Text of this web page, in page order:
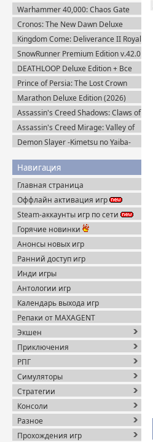
Warhammer 40,000: Chaos Gate
Daemonhunters (2022) Steam-Rip
Cronos: The New Dawn Deluxe
Edition v.1.4.0.0 (2025) Пиратка
Kingdom Come: Deliverance II Royal
Edition v.1.5.6 + Все DLC (2025)
Пиратка
SnowRunner Premium Edition v.42.0
+ Все DLC (2020) Пиратка
DEATHLOOP Deluxe Edition + Все
DLC (2021) Пиратка
Prince of Persia: The Lost Crown
(2024) Пиратка
Marathon Deluxe Edition (2026)
Steam-Rip
Assassin's Creed Shadows: Claws of
Awaji (2025) Portable
Assassin's Creed Mirage: Valley of
Memory v.1.1.1 + Все DLC (2025)
Portable
Demon Slayer -Kimetsu no Yaiba-
Steam-Rip
Навигация
Главная страница
Оффлайн активация игр
Steam-аккаунты игр по сети
Горячие новинки
Анонсы новых игр
Ранний доступ игр
Инди игры
Антологии игр
Календарь выхода игр
Репаки от MAXAGENT
Экшен
Приключения
РПГ
Симуляторы
Стратегии
Консоли
Разное
Прохождения игр